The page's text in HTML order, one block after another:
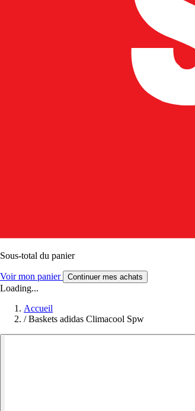
Sous-total du panier
Voir mon panier Continuer mes achats
Loading...
Accueil
/ Baskets adidas Climacool Spw